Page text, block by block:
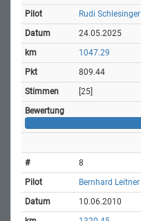
Rudi Schlesinger
24.05.2025
1047.29
809.44
[25]
8
Bernhard Leitner
10.06.2010